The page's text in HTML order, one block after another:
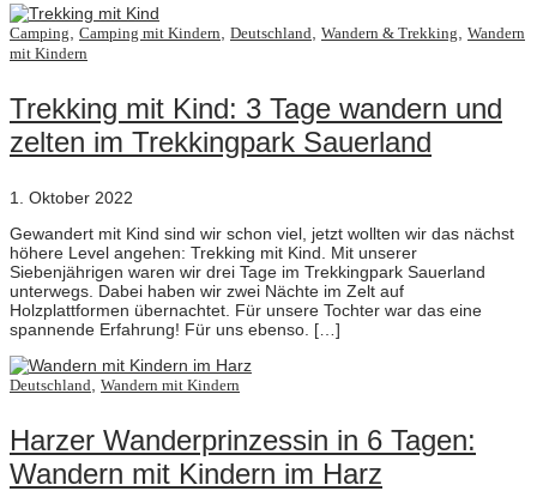
Camping Camping mit Kindern Deutschland Wandern & Trekking Wandern
mit Kindern
Trekking mit Kind: 3 Tage wandern und
zelten im Trekkingpark Sauerland
1. Oktober 2022
Gewandert mit Kind sind wir schon viel, jetzt wollten wir das nächst
höhere Level angehen: Trekking mit Kind. Mit unserer
Siebenjährigen waren wir drei Tage im Trekkingpark Sauerland
unterwegs. Dabei haben wir zwei Nächte im Zelt auf
Holzplattformen übernachtet. Für unsere Tochter war das eine
spannende Erfahrung! Für uns ebenso. […]
Deutschland Wandern mit Kindern
Harzer Wanderprinzessin in 6 Tagen:
Wandern mit Kindern im Harz